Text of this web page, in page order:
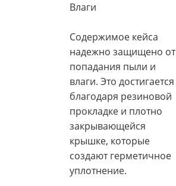
Влаги
Содержимое кейса
надежно защищено от
попадания пыли и
влаги. Это достигается
благодаря резиновой
прокладке и плотно
закрывающейся
крышке, которые
создают герметичное
уплотнение.